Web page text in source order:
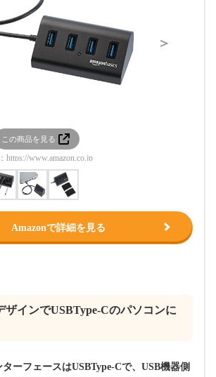
この商品を見る
https://www.amazon.co.jp
＞
Amazonで詳細を見る
ザインでUSBType-Cのパソコンに
ーフェースはUSBType-Cで、USB機器側